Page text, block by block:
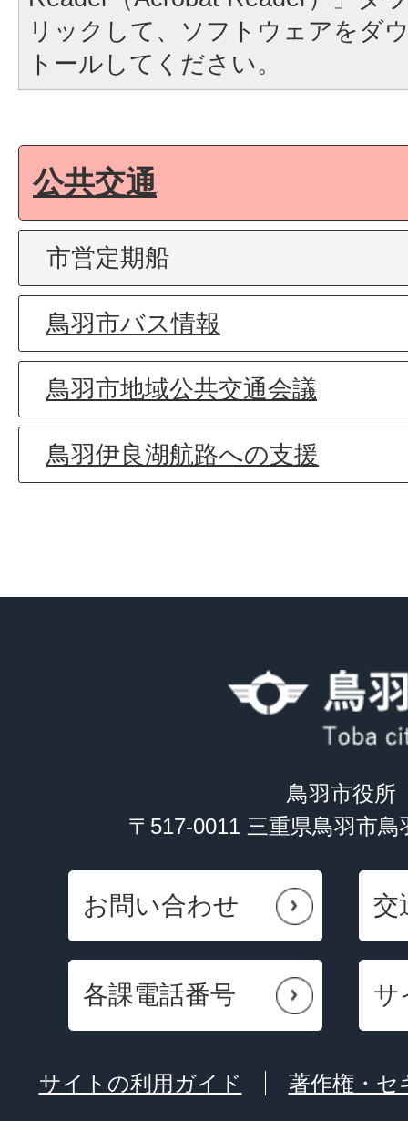
リックして、ソフトウェアをダ
トールしてください。
公共交通
市営定期船
鳥羽市バス情報
鳥羽市地域公共交通会議
鳥羽伊良湖航路への支援
鳥羽市役所
〒517-0011 三重県鳥羽市
お問い合わせ 交
各課電話番号 サ
サイトの利用ガイド 著作権・セ